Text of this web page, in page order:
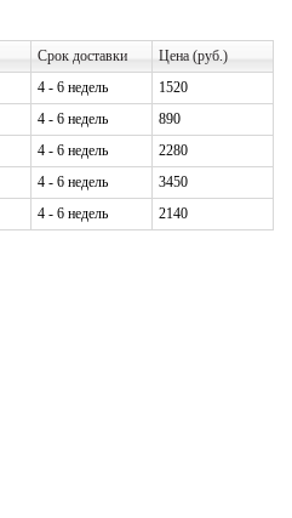
Срок доставки
Цена (руб.)
4 - 6 недель
1520
4 - 6 недель
890
4 - 6 недель
2280
4 - 6 недель
3450
4 - 6 недель 2140